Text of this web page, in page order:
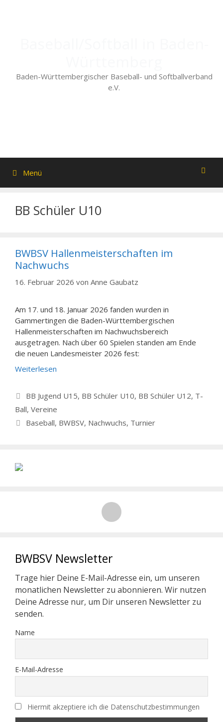
Baden-Württembergischer Baseball- und Softballverband
e.V.
Menü
BB Schüler U10
BWBSV Hallenmeisterschaften im
Nachwuchs
16. Februar 2026 von Anne Gaubatz
Am 17. und 18. Januar 2026 fanden wurden in
Gammertingen die Baden-Württembergischen
Hallenmeisterschaften im Nachwuchsbereich
ausgetragen. Nach über 60 Spielen standen am Ende
die neuen Landesmeister 2026 fest:
Weiterlesen
Kategorien
BB Jugend U15, BB Schüler U10, BB Schüler U12, T-
Ball, Vereine
Schlagwörter
Baseball, BWBSV, Nachwuchs, Turnier
BWBSV Newsletter
Trage hier Deine E-Mail-Adresse ein, um unseren
monatlichen Newsletter zu abonnieren. Wir nutzen
Deine Adresse nur, um Dir unseren Newsletter zu
senden.
Name
E-Mail-Adresse
Hiermit akzeptiere ich die Datenschutzbestimmungen